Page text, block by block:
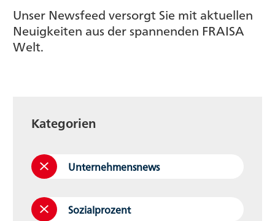
Unser Newsfeed versorgt Sie mit aktuellen
Neuigkeiten aus der spannenden FRAISA
Welt.
Kategorien
Unternehmensnews
Sozialprozent